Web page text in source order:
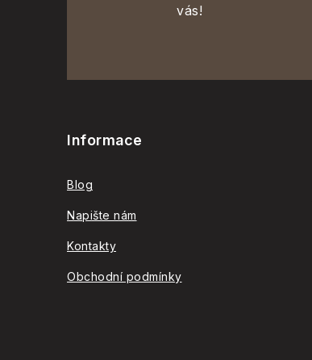
vás!
Informace
Blog
Napište nám
Kontakty
Obchodní podmínky